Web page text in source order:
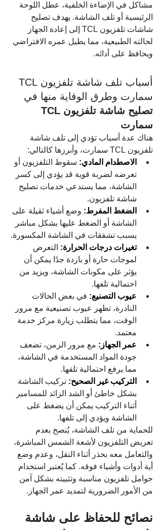
مشاكل في الإضاءة الخلفية، عطل اللوحة
الرئيسية أو تلف الشاشة. يهدف تصليح
شاشات تلفزيون TCL إلى إعادة الجهاز
لحالته الطبيعية، مما يطيل عمره الافتراضي
ويحافظ على أدائه.
سمارت وطرق الوقاية منها في
سمارت
هناك عدة أسباب تؤدي إلى تلف شاشة
تلفزيون TCL سمارت، وأبرزها كالتالي:
الاصطدام المادي: سقوط التلفزيون أو
تعرضه لضربة قوية قد يؤدي إلى كسر
الشاشة، مما يستدعي خدمات تصليح
شاشة تلفزيون.
الضغط المفرط: وضع أشياء ثقيلة على
الشاشة أو الضغط عليها بشكل مباشر
يسبب تشققات في الشاشة المكسورة.
تغيرات درجات الحرارة: التعرض
لموجات حارة أو باردة جدًا يمكن أن
يؤثر على مكونات الشاشة، ويزيد من
احتمالية تلفها.
عيوب التصنيع: في بعض الحالات
النادرة، تظهر عيوب تصنيعية مع مرور
الوقت، مما يتطلب زيارة مركز خدمة
معتمد.
عمر الجهاز: مع مرور الزمن، تضعف
جودة المواد المستخدمة في الشاشة،
مما يرفع احتمالية تلفها.
التركيب غير الصحيح: تركيب الشاشة
بشكل خاطئ أو الشد الزائد للمسامير
أثناء التركيب يمكن أن يضغط على
الشاشة ويؤدي إلى تلفها.
للحماية من تلف الشاشة، يُنصح بعدم
تعريض التلفزيون لأشعة الشمس المباشرة،
والتعامل معه بحذر أثناء النقل، وعدم وضع
أية أدوات وأشياء فوقه. كما يُعتبر استخدام
حوامل تلفزيون مناسبة وتثبيته بشكل آمن
من الأمور الضرورية لتمديد عمر الجهاز.
نصائح للحفاظ على شاشة